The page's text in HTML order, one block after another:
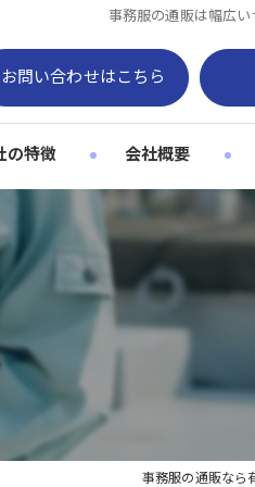
事務服の通販は幅広
お問い合わせはこちら
の特徴
ナル
ォーム
会社概要
事務服の通販なら